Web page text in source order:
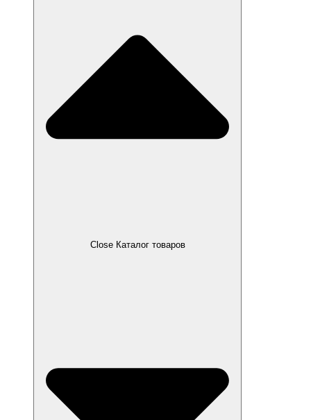
Close Каталог товаров